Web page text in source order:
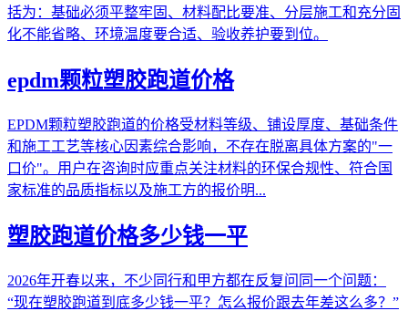
括为：基础必须平整牢固、材料配比要准、分层施工和充分固
化不能省略、环境温度要合适、验收养护要到位。
epdm颗粒塑胶跑道价格
EPDM颗粒塑胶跑道的价格受材料等级、铺设厚度、基础条件
和施工工艺等核心因素综合影响，不存在脱离具体方案的"一
口价"。用户在咨询时应重点关注材料的环保合规性、符合国
家标准的品质指标以及施工方的报价明...
塑胶跑道价格多少钱一平
2026年开春以来，不少同行和甲方都在反复问同一个问题：
“现在塑胶跑道到底多少钱一平？怎么报价跟去年差这么多？”